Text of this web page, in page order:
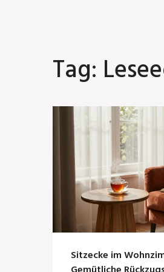
Tag:
Sitzecke im